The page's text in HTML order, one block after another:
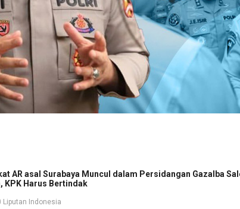
AR asal Surabaya Muncul dalam Persidangan Gazalba
KPK Harus Bertindak
Liputan Indonesia